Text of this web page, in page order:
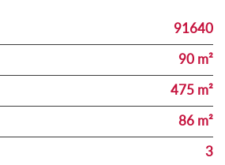
91640
90 m²
475 m²
86 m²
3